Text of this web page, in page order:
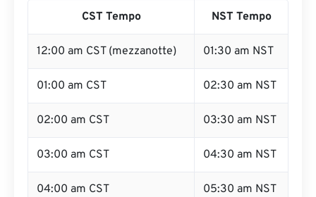
CST Tempo NST Tempo
12:00 am CST (mezzanotte) 01:30 am NST
01:00 am CST 02:30 am NST
02:00 am CST 03:30 am NST
03:00 am CST 04:30 am NST
04:00 am CST 05:30 am NST